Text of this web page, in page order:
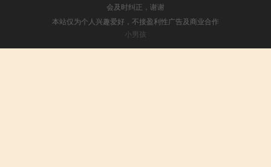
会及时纠正，谢谢
本站仅为个人兴趣爱好，不接盈利性广告及商业合作
小男孩